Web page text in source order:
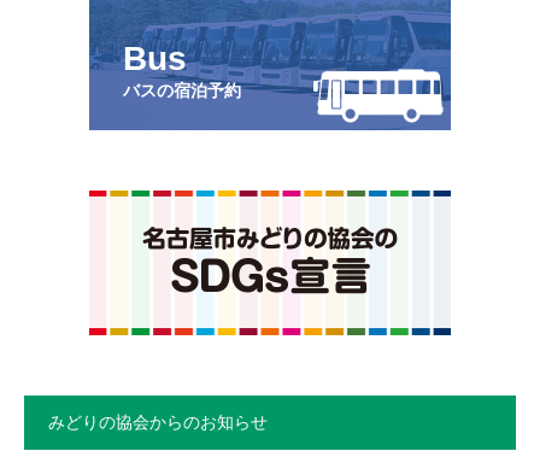
Bus
バスの宿泊予約
みどりの協会からのお知らせ